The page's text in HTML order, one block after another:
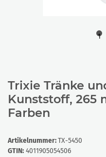
1
Trixie Tränke
Kunststoff, 265
Farben
Artikelnummer:TX-5450
GTIN: 4011905054506